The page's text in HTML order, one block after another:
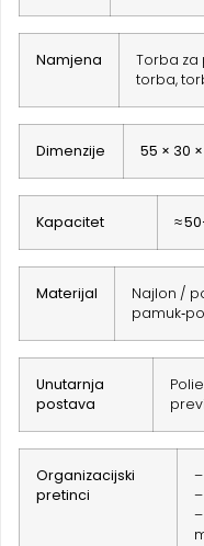
Namjena
Torba za
torba,
Dimenzije 55 × 30
Kapacitet ≈
Materijal
Najlon /
Unutarnja
postava
Organizacijski
pretinci